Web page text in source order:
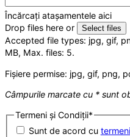
Încărcați atașamentele aici
Drop files here or
Select files
Accepted file types: jpg, gif,
MB, Max. files: 5.
Fișiere permise: jpg, gif, png,
Câmpurile marcate cu * sunt
Termeni și Condiții*
Sunt de acord cu